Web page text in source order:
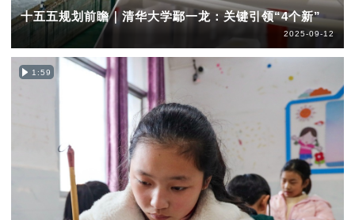
十五五规划前瞻｜清华大学鄢一龙：关键引领“4个新”
2025-09-12
1:59